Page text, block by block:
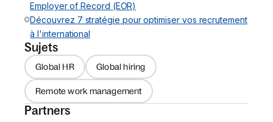
Employer of Record (EOR)
Découvrez 7 stratégie pour optimiser vos recrutement
à l'international
Sujets
Global HR Global hiring
Remote work management
Partners